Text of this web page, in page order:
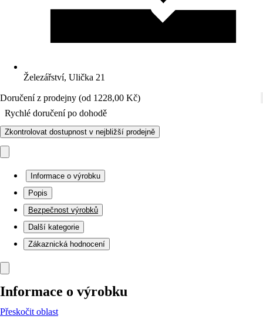
Železářství, Ulička 21
Doručení z prodejny (od 1228,00 Kč)
Rychlé doručení po dohodě
Zkontrolovat dostupnost v nejbližší prodejně
Informace o výrobku
Popis
Bezpečnost výrobků
Další kategorie
Zákaznická hodnocení
Informace o výrobku
Přeskočit oblast